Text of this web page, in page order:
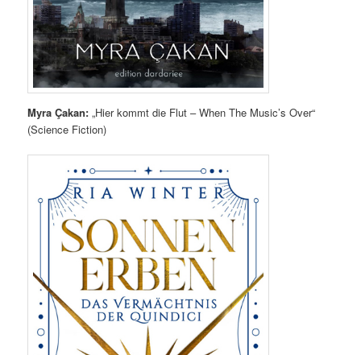
Myra Çakan: „Hier kommt die Flut – When The Music’s Over“
(Science Fiction)